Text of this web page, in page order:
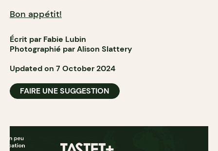
Bon appétit!
Écrit par Fabie Lubin
Photographié par Alison Slattery
Updated on 7 October 2024
FAIRE UNE SUGGESTION